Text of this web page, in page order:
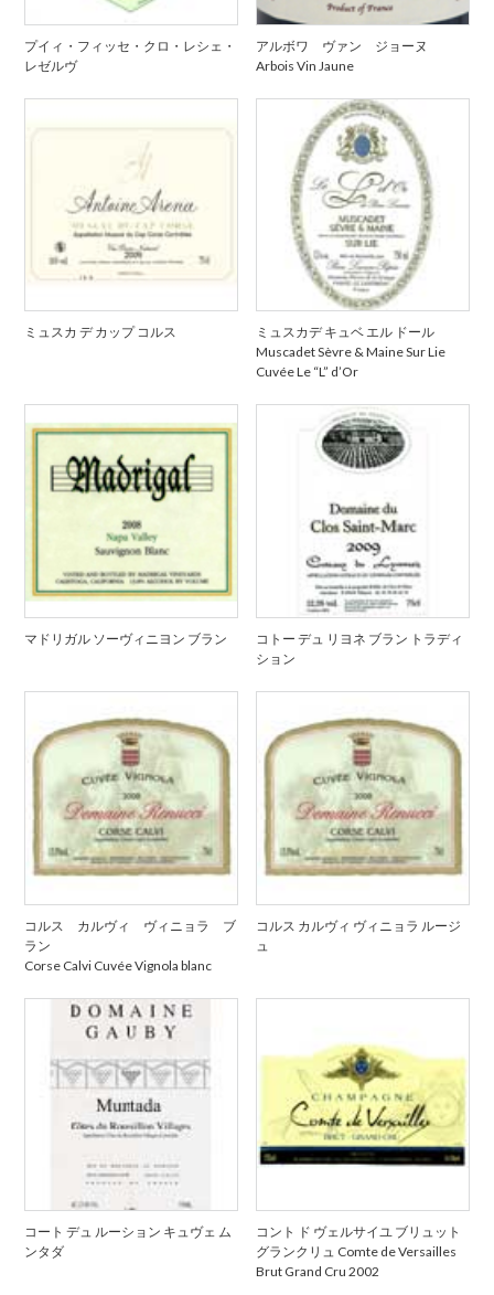
プイィ・フィッセ・クロ・レシェ・
レゼルヴ
アルボワ ヴァン ジョーヌ
Arbois Vin Jaune
ミュスカ デ カップ コルス
ミュスカデ キュベ エル ドール
Muscadet Sèvre & Maine Sur Lie
Cuvée Le “L” d’Or
マドリガル ソーヴィニヨン ブラン
コトー デュ リヨネ ブラン トラディ
ション
コルス カルヴィ ヴィニョラ ブ
ラン
Corse Calvi Cuvée Vignola blanc
コルス カルヴィ ヴィニョラ ルージ
ュ
コート デュ ルーション キュヴェ ム
ンタダ
コント ド ヴェルサイユ ブリュット
グランクリュ Comte de Versailles
Brut Grand Cru 2002